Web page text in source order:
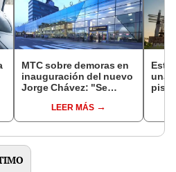
MTC sobre demoras en
inauguración del nuevo
Jorge Chávez: "Se
marzo porque la
seguridad era primero"
LEER MÁS
Esto
una